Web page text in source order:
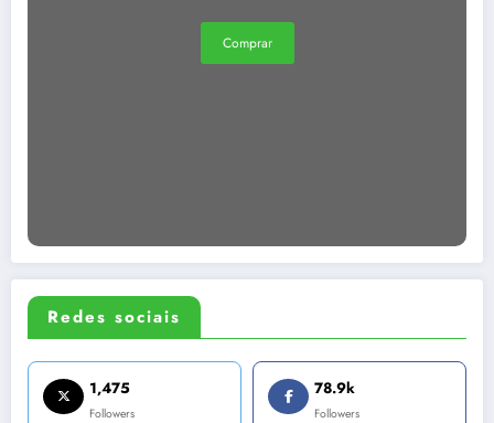
Comprar
Redes sociais
1,475
Followers
78.9k
Followers